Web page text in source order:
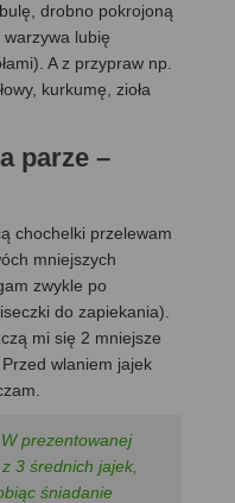
drobno pokrojoną
lubię
A z przypraw np.
kurkumę, zioła
parze –
chochelki przelewam
mniejszych
zwykle po
do zapiekania).
mi się 2 mniejsze
wlaniem jajek
prezentowanej
3 średnich jajek,
śniadanie